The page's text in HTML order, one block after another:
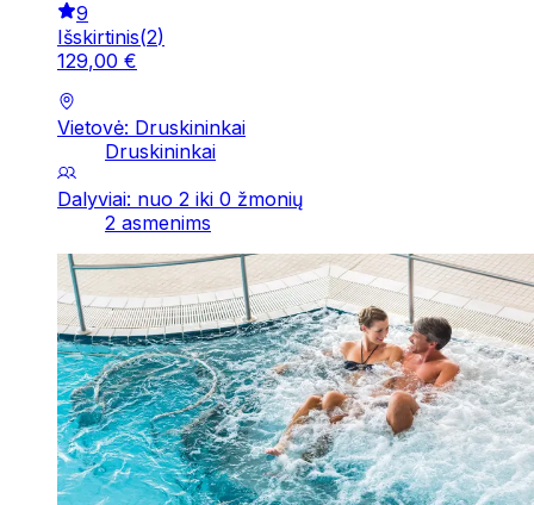
9
Išskirtinis(2)
129,00 €
Vietovė: Druskininkai
Druskininkai
Dalyviai: nuo 2 iki 0 žmonių
2 asmenims